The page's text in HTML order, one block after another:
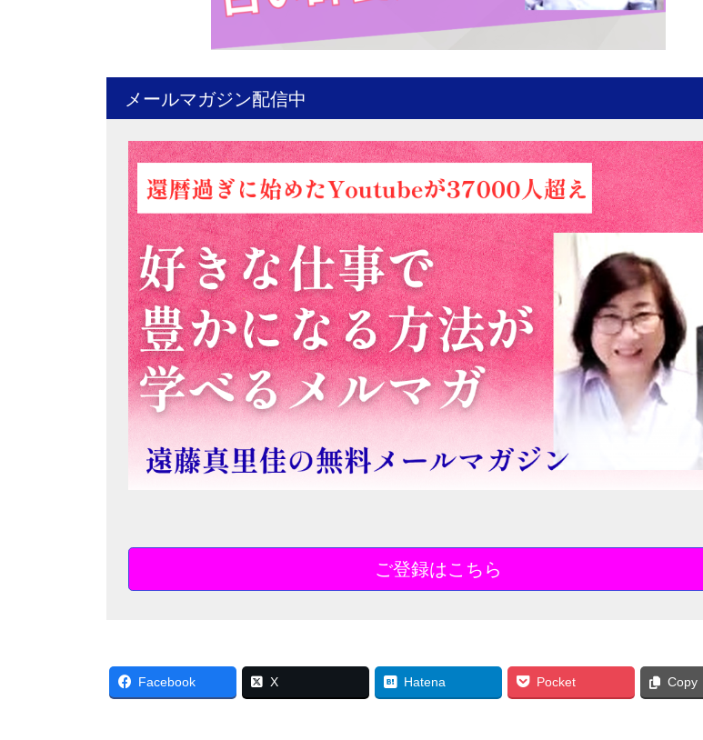
メールマガジン配信中
ご登録はこちら
Facebook X Hatena Pocket Copy